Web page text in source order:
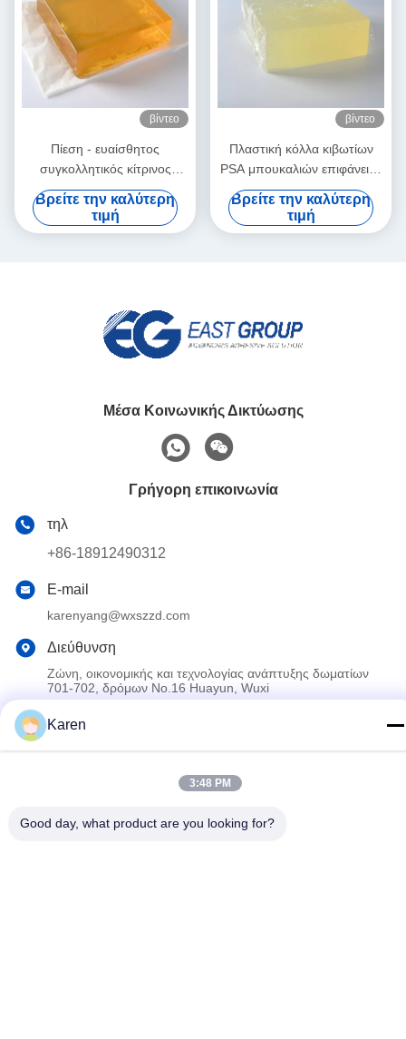
βίντεο
Πίεση - ευαίσθητος
συγκολλητικός κίτρινος
λειωμένων μετάλλων
συσκευασίας καυτός για τις
υγρές πλαστικές καλύψεις
Βρείτε την καλύτερη
τιμή
βίντεο
Πλαστική κόλλα κιβωτίων
PSA μπουκαλιών επιφάνειας
για το αυτοκόλλητο έγγραφο
ετικετών
Βρείτε την καλύτερη
τιμή
Μέσα Κοινωνικής Δικτύωσης
Γρήγορη επικοινωνία
τηλ
+86-18912490312
E-mail
karenyang@wxszzd.com
Διεύθυνση
Ζώνη, οικονομικής και τεχνολογίας ανάπτυξης δωματίων
701-702, δρόμων No.16 Huayun, Wuxi
Κίνα Καλό Ποιότητα Καυτή κόλλα λειωμένων μετάλλων PUR
Προμηθευτής. 2022-2026 Wuxi East Group Trading Co.,Ltd Όλα.
Όλα τα δικαιώματα διατηρούνται.
Karen
3:48 PM
Good day, what product are you looking for?